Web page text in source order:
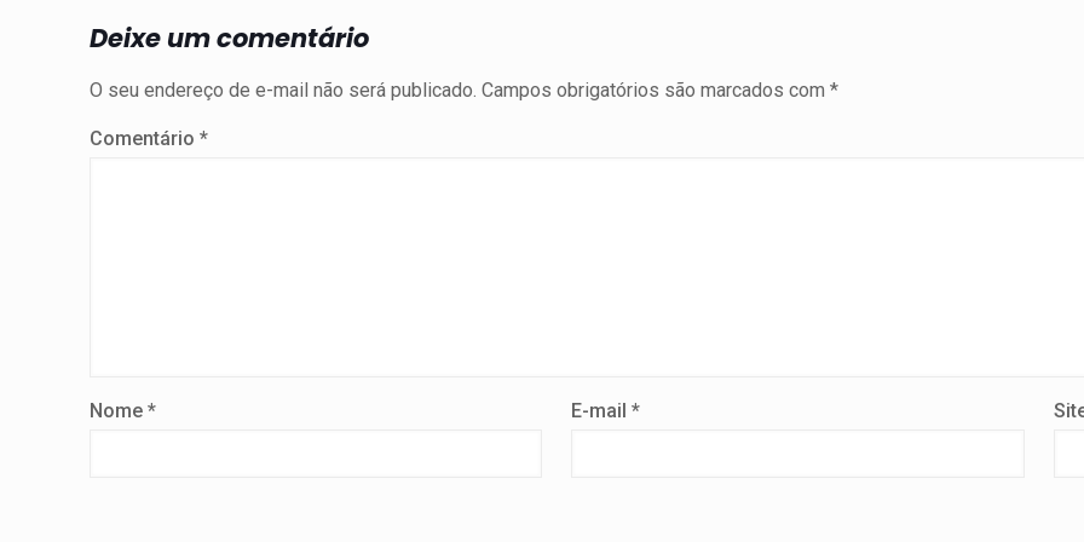
Deixe um comentário
O seu endereço de e-mail não será publicado. Campos obrigatórios são marcados com *
Comentário *
Nome * E-mail*